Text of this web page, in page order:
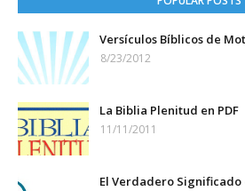
Versículos Bíblicos de
8/23/2012
La Biblia Plenitud en PDF
11/11/2011
El Verdadero Significado